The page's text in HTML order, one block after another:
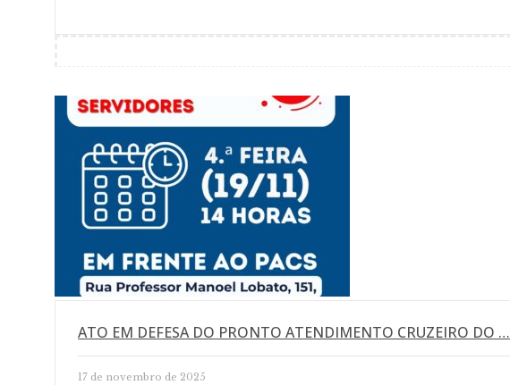
ATO EM DEFESA DO PRONTO ATENDIMENTO CRUZEIRO DO …
17 de novembro de 2025